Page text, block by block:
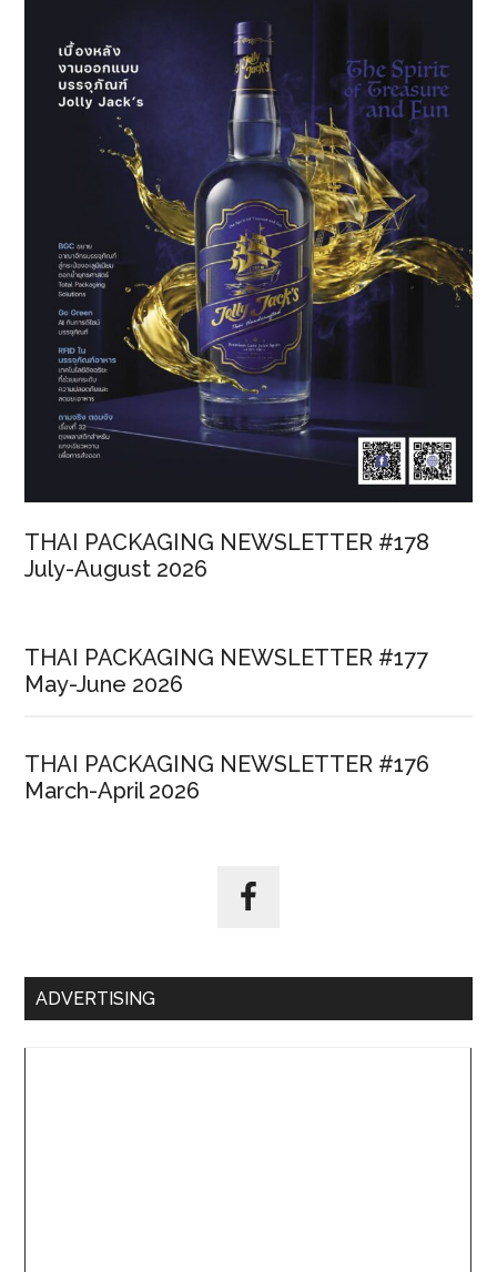
THAI PACKAGING NEWSLETTER #178
July-August 2026
THAI PACKAGING NEWSLETTER #177
May-June 2026
THAI PACKAGING NEWSLETTER #176
March-April 2026
ADVERTISING